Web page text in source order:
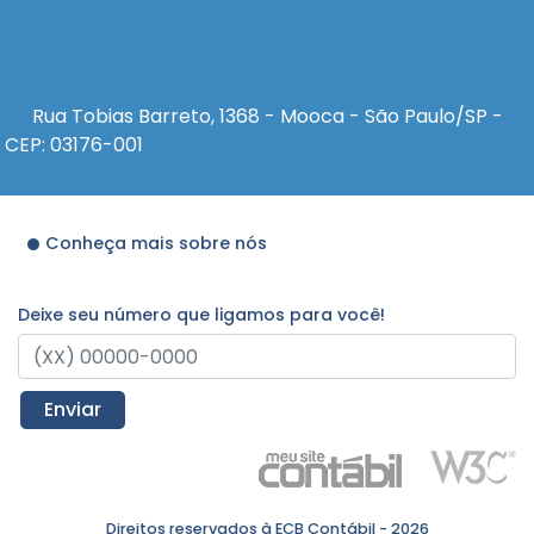
Rua Tobias Barreto, 1368 - Mooca - São Paulo/SP -
CEP: 03176-001
Conheça mais sobre nós
Deixe seu número que ligamos para você!
Enviar
Direitos reservados à ECB Contábil - 2026